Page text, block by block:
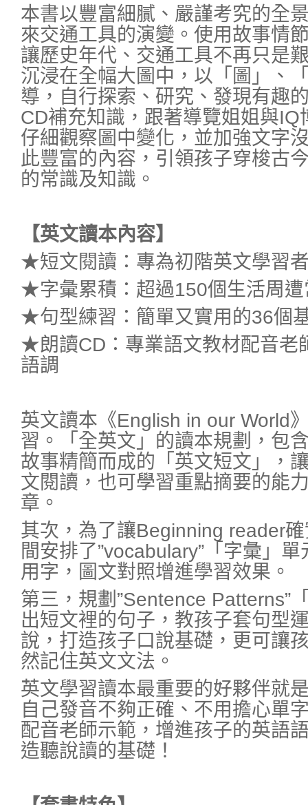
本書以豐富細膩、嚴謹考究的全
來交通工具的演變。使用故事情
讓歷史年代、交通工具不再只是
沉浸在全幅大圖中，以「圖」、
導，自行探索、研究、發現有趣
CD補充知識，跟著導覽姐姐與
仔細觀察圖中變化，並加強文字
此豐富的內容，引領孩子穿梭古
的常識及知識。
【英文讀本內容】
★短文閱讀：專為初階英文學習
★字彙累積：超過150個生活周遭
★句型練習：簡單又實用的36個
★朗讀CD：專業語文教材配音老
語調
英文讀本《English in our World
習。「全英文」的讀本規劃，包
故事精簡而成的「英文短文」，
文閱讀，也可學習重點摘要的能
章。
其次，為了讓Beginning reader
間安排了”vocabulary”「字彙」
用字，圖文對照增進學習效果。
第三，規劃”Sentence Patterns”
出短文裡的句子，教孩子套句型
說，打造孩子口說基礎，更可讓
然記住英文文法。
英文學習讀本最重要的好夥伴就
自己發音不夠正確、不用擔心單
配音老師示範，增進孩子的英語
造聽說讀的基礎！